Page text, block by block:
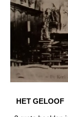
HET GELOOF